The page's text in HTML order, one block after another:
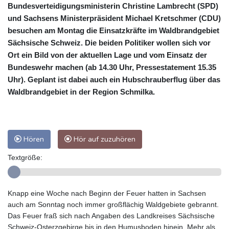
Bundesverteidigungsministerin Christine Lambrecht (SPD)
und Sachsens Ministerpräsident Michael Kretschmer (CDU)
besuchen am Montag die Einsatzkräfte im Waldbrandgebiet
Sächsische Schweiz. Die beiden Politiker wollen sich vor
Ort ein Bild von der aktuellen Lage und vom Einsatz der
Bundeswehr machen (ab 14.30 Uhr, Pressestatement 15.35
Uhr). Geplant ist dabei auch ein Hubschrauberflug über das
Waldbrandgebiet in der Region Schmilka.
Hören Hör auf zuzuhören
Textgröße:
Knapp eine Woche nach Beginn der Feuer hatten in Sachsen
auch am Sonntag noch immer großflächig Waldgebiete gebrannt.
Das Feuer fraß sich nach Angaben des Landkreises Sächsische
Schweiz-Osterzgebirge bis in den Humusboden hinein. Mehr als